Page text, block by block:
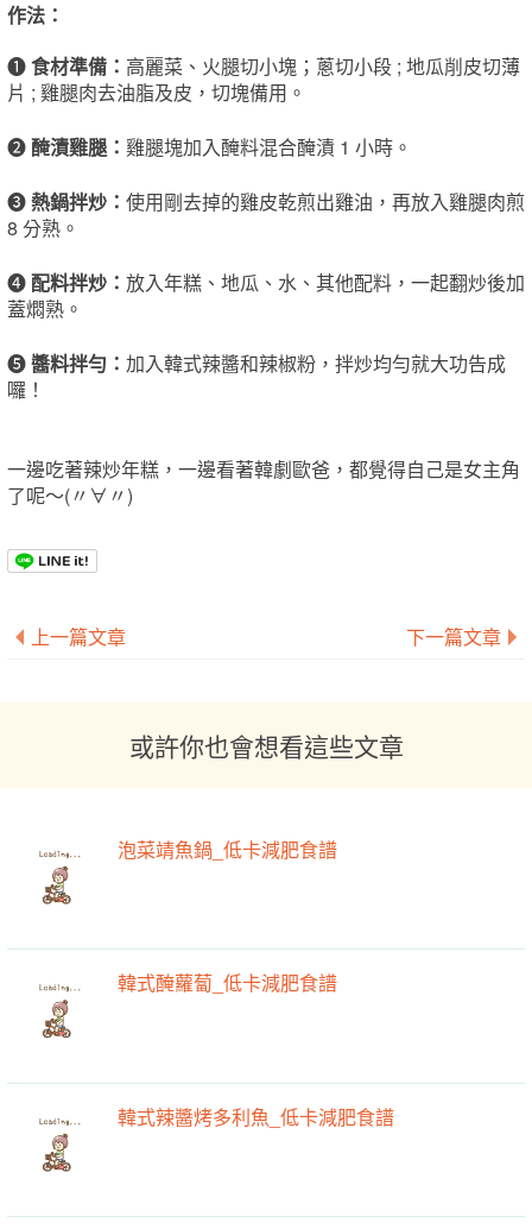
作法 ：
❶食材準備 ： 高麗菜、火腿切小塊；蔥切小段 ; 地瓜削皮切薄
片 ; 雞腿肉去油脂及皮，切塊備用。
❷醃漬雞腿 ： 雞腿塊加入醃料混合醃漬 1 小時。
❸熱鍋拌炒 ： 使用剛去掉的雞皮乾煎出雞油，再放入雞腿肉煎
8 分熟。
❹配料拌炒 ： 放入年糕、地瓜、水、其他配料，一起翻炒後加
蓋燜熟。
❺醬料拌勻 ： 加入韓式辣醬和辣椒粉，拌炒均勻就大功告成
囉！
一邊吃著辣炒年糕，一邊看著韓劇歐爸，都覺得自己是女主角
了呢～(〃∀〃)
上一篇文章 下一篇文章
或許你也會想看這些文章
泡菜靖魚鍋_低卡減肥食譜
韓式醃蘿蔔_低卡減肥食譜
韓式辣醬烤多利魚_低卡減肥食譜